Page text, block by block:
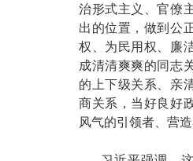
治形式主义、官僚
出的位置，做到公
权、为民用权、廉
成清清爽爽的同志
的上下级关系、亲
商关系，当好良好
风气的引领者、营造